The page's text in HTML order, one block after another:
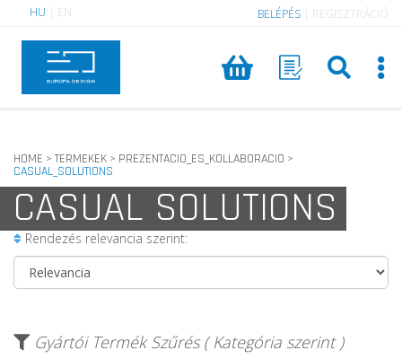
HU EN BELÉPÉS REGISZTRÁCIÓ
HOME > TERMEKEK > PREZENTACIO_ES_KOLLABORACIO >
CASUAL_SOLUTIONS
CASUAL SOLUTIONS
Rendezés relevancia szerint:
Gyártói Termék Szűrés ( Kategória szerint )